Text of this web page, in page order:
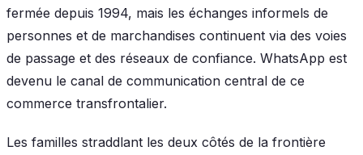
fermée depuis 1994, mais les échanges informels de
personnes et de marchandises continuent via des voies
de passage et des réseaux de confiance. WhatsApp est
devenu le canal de communication central de ce
commerce transfrontalier.
Les familles straddlant les deux côtés de la frontière